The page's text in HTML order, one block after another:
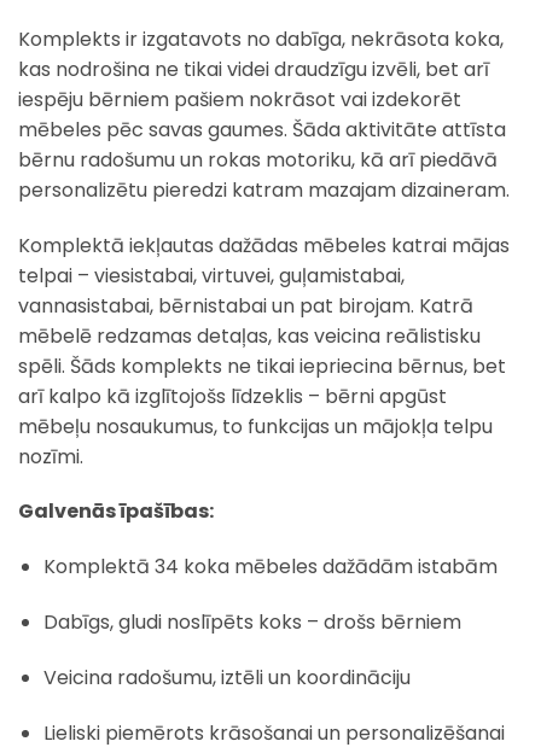
Komplekts ir izgatavots no dabīga, nekrāsota koka,
kas nodrošina ne tikai videi draudzīgu izvēli, bet arī
iespēju bērniem pašiem nokrāsot vai izdekorēt
mēbeles pēc savas gaumes. Šāda aktivitāte attīsta
bērnu radošumu un rokas motoriku, kā arī piedāvā
personalizētu pieredzi katram mazajam dizaineram.
Komplektā iekļautas dažādas mēbeles katrai mājas
telpai – viesistabai, virtuvei, guļamistabai,
vannasistabai, bērnistabai un pat birojam. Katrā
mēbelē redzamas detaļas, kas veicina reālistisku
spēli. Šāds komplekts ne tikai iepriecina bērnus, bet
arī kalpo kā izglītojošs līdzeklis – bērni apgūst
mēbeļu nosaukumus, to funkcijas un mājokļa telpu
nozīmi.
Galvenās īpašības:
Komplektā 34 koka mēbeles dažādām istabām
Dabīgs, gludi noslīpēts koks – drošs bērniem
Veicina radošumu, iztēli un koordināciju
Lieliski piemērots krāsošanai un personalizēšanai